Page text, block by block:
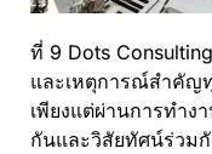
ที่ 9 Dots
และเหตุการณ์สำคัญ
เพียงแต่ผ่านการทำง
กันและวิสัยทัศน์ร่วม